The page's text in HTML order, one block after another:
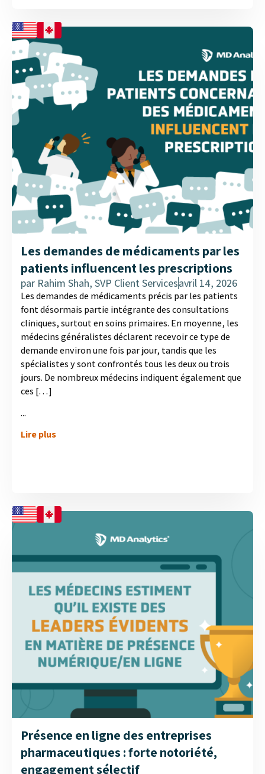
Les demandes de médicaments par les
patients influencent les prescriptions
par Rahim Shah, SVP Client Servicesavril 14, 2026
Les demandes de médicaments précis par les patients
font désormais partie intégrante des consultations
cliniques, surtout en soins primaires. En moyenne, les
médecins généralistes déclarent recevoir ce type de
demande environ une fois par jour, tandis que les
spécialistes y sont confrontés tous les deux ou trois
jours. De nombreux médecins indiquent également que
ces […]
...
Lire plus
Présence en ligne des entreprises
pharmaceutiques : forte notoriété,
engagement sélectif